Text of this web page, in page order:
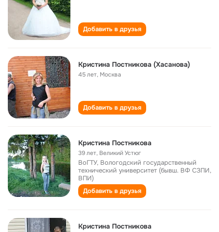
Добавить в друзья
Кристина Постникова (Хасанова)
45 лет, Москва
Добавить в друзья
Кристина Постникова
39 лет, Великий Устюг
ВоГТУ, Вологодский государственный
технический университет (бывш. ВФ СЗПИ,
ВПИ)
Добавить в друзья
Кристина Постникова